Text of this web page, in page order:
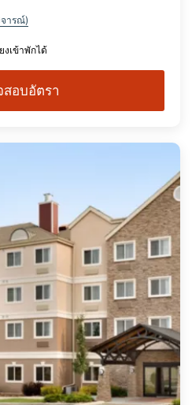
ารณ์)
งเข้าพักได้
สอบอัตรา